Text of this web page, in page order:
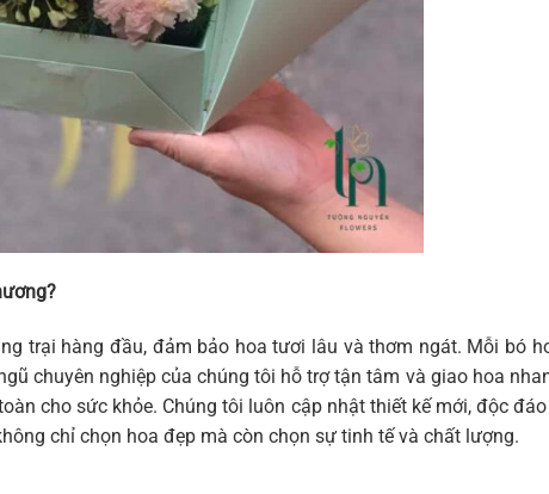
trại hàng đầu, đảm bảo hoa tươi lâu và thơm ngát. Mỗi bó
chuyên nghiệp của chúng tôi hỗ trợ tận tâm và giao hoa
cho sức khỏe. Chúng tôi luôn cập nhật thiết kế mới, độc
chỉ chọn hoa đẹp mà còn chọn sự tinh tế và chất lượng.